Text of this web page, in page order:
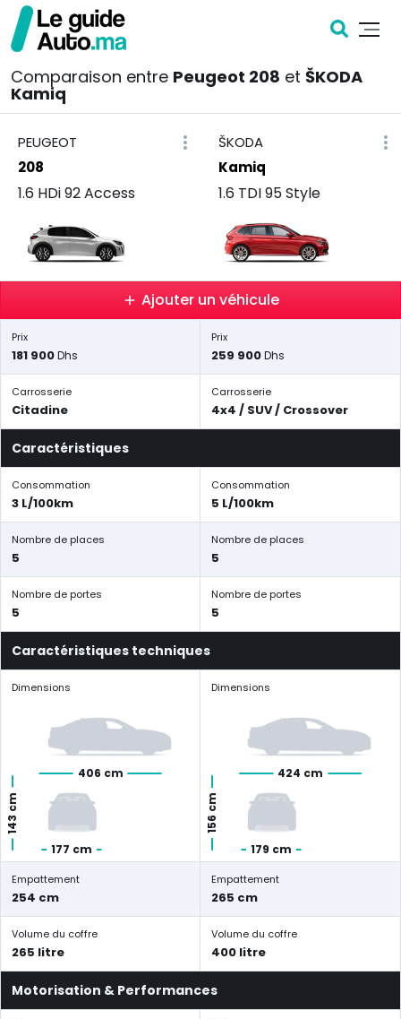
Comparaison entre Peugeot 208 et ŠKODA
Kamiq
PEUGEOT
208
1.6 HDi 92 Access
ŠKODA
Kamiq
1.6 TDI 95 Style
Ajouter un véhicule
Prix
181 900Dhs
Prix
259 900Dhs
Carrosserie
Citadine
Carrosserie
4x4 / SUV / Crossover
Caractéristiques
Consommation
3 L/100km
Consommation
5 L/100km
Nombre de places
5
Nombre de places
5
Nombre de portes
5
Nombre de portes
5
Caractéristiques techniques
Dimensions
406 cm
177 cm
143 cm
Dimensions
424 cm
179 cm
156 cm
Empattement
254 cm
Empattement
265 cm
Volume du coffre
265 litre
Volume du coffre
400 litre
Motorisation & Performances